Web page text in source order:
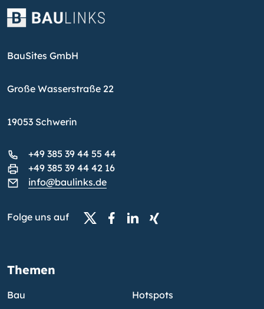
BauSites GmbH
Große Wasserstraße 22
19053 Schwerin
+49 385 39 44 55 44
+49 385 39 44 42 16
info@baulinks.de
Folge uns auf
Themen
Bau
Hotspots